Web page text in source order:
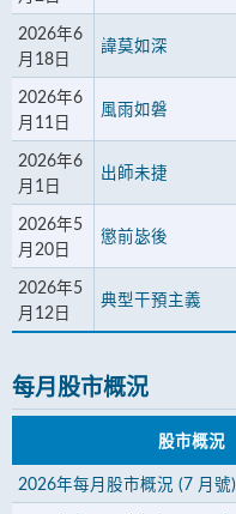
2026年6
月18日
諱莫如深
2026年6
月11日
風雨如磐
2026年6
月1日
出師未捷
2026年5
月20日
懲前毖後
2026年5
月12日
典型干預主義
每月股市概況
股市概況
2026年每月股市概況 (7 月號)